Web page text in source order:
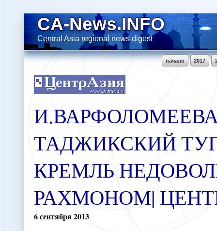
CA-News.INFO
Central Asia regional news digest
2017
начало
ТАДЖИКСКИЙ
КРЕМЛЬ
РАХМОНОМ|
6сентября2013